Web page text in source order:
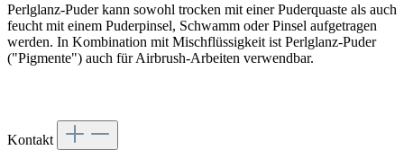
Perlglanz-Puder kann sowohl trocken mit einer Puderquaste als auch
feucht mit einem Puderpinsel, Schwamm oder Pinsel aufgetragen
werden. In Kombination mit Mischflüssigkeit ist Perlglanz-Puder
("Pigmente") auch für Airbrush-Arbeiten verwendbar.
Kontakt